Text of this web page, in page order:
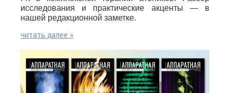
исследования и практические акценты — в
нашей редакционной заметке.
читать далее »